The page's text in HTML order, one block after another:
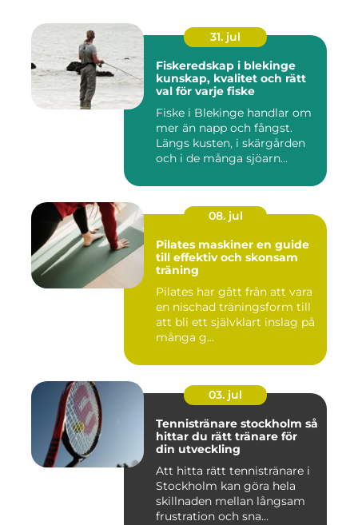
31. jul
Fiskeredskap i blekinge
kunskap, kvalitet och rätt
val för varje fiske
Fiske i Blekinge handlar om
mer än napp och fångst.
Längs kusten, i skärgården
och i de många sjöarn...
08. jul
Pilates maskiner en guide
till effektiv och skonsam
träning
Pilates har gått från att vara
en nischad träningsform till
att bli ett självklart inslag på
många g...
03. jul
Tennistränare stockholm så
hittar du rätt tränare för
din utveckling
Att hitta rätt tennistränare i
Stockholm kan göra hela
skillnaden mellan långsam
frustration och sna...